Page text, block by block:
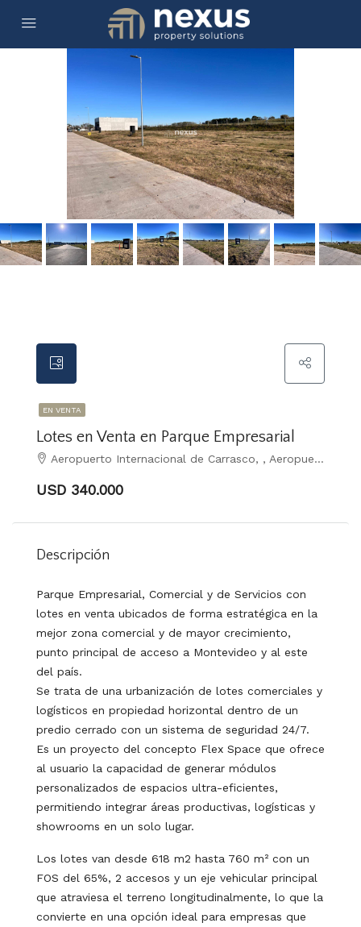
EN VENTA
Lotes en Venta en Parque Empresarial
Aeropuerto Internacional de Carrasco, , Aeropuerto Internacional De Carrasco
USD 340.000
Descripción
Parque Empresarial, Comercial y de Servicios con
lotes en venta ubicados de forma estratégica en la
mejor zona comercial y de mayor crecimiento,
punto principal de acceso a Montevideo y al este
del país.
Se trata de una urbanización de lotes comerciales y
logísticos en propiedad horizontal dentro de un
predio cerrado con un sistema de seguridad 24/7.
Es un proyecto del concepto Flex Space que ofrece
al usuario la capacidad de generar módulos
personalizados de espacios ultra-eficientes,
permitiendo integrar áreas productivas, logísticas y
showrooms en un solo lugar.
Los lotes van desde 618 m2 hasta 760 m² con un
FOS del 65%, 2 accesos y un eje vehicular principal
que atraviesa el terreno longitudinalmente, lo que la
convierte en una opción ideal para empresas que